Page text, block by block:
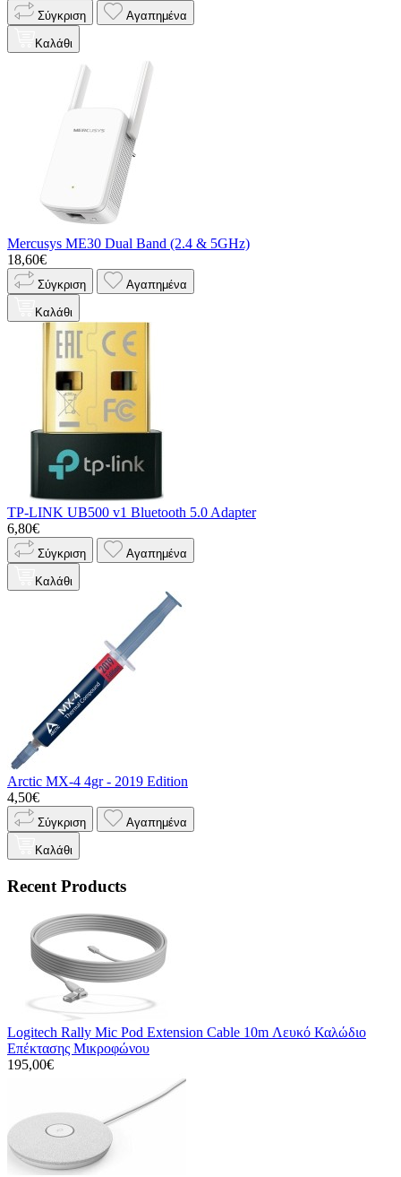
Σύγκριση Αγαπημένα
Καλάθι
Mercusys ME30 Dual Band (2.4 & 5GHz)
18,60€
Σύγκριση Αγαπημένα
Καλάθι
TP-LINK UB500 v1 Bluetooth 5.0 Adapter
6,80€
Σύγκριση Αγαπημένα
Καλάθι
Arctic MX-4 4gr - 2019 Edition
4,50€
Σύγκριση Αγαπημένα
Καλάθι
Recent Products
Logitech Rally Mic Pod Extension Cable 10m Λευκό Καλώδιο
Επέκτασης Μικροφώνου
195,00€